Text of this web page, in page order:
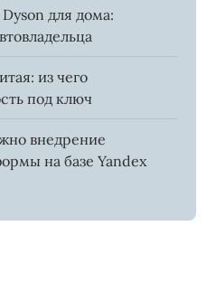
для дома:
из чего
под ключ
внедрение
на базе Yandex